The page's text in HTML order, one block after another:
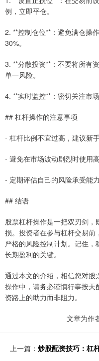
例，立即平仓。
2. **控制仓位**：避免满仓操
30%。
3. **分散投资**：不要将所有
单一风险。
4. **实时监控**：密切关注市
## 杠杆操作的注意事项
- 杠杆比例不宜过高，建议新
- 避免在市场波动剧烈时使用高
- 定期评估自己的风险承受能
## 结语
股票杠杆操作是一把双刃剑
损。投资者在参与杠杆交易
严格的风险控制计划。记住
长期盈利的关键。
通过本文的介绍，相信您对
操作中，请务必谨慎行事按
资路上的助力而非阻力。
文章为作
上一篇： 炒股配资技巧：杠